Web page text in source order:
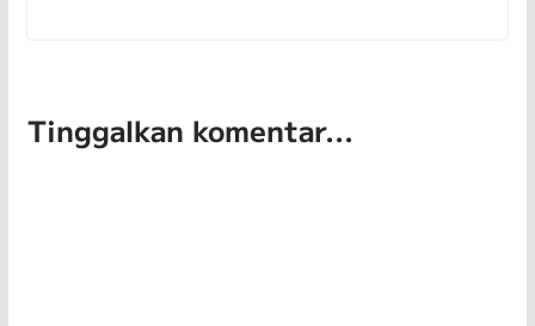
Tinggalkan komentar...